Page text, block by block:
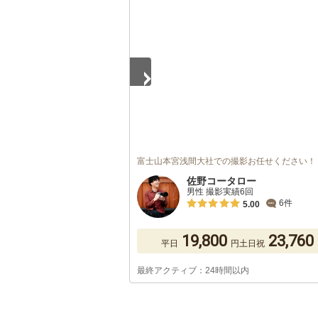
富士山本宮浅間大社での撮影お任せください！
佐野コータロー
男性 撮影実績6回
5.00
6件
平日 19,800 円土日祝 23,760
最終アクティブ：24時間以内